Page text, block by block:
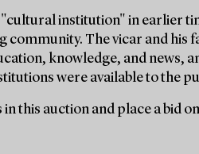
institution" in earlier
The vicar and his
knowledge, and news,
were available to the
this auction and place a bid